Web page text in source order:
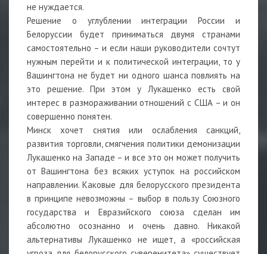
не нуждается.
Решение о углублении интеграции России и
Белоруссии будет приниматься двумя странами
самостоятельно – и если наши руководители сочтут
нужным перейти и к политической интеграции, то у
Вашингтона не будет ни одного шанса повлиять на
это решение. При этом у Лукашенко есть свой
интерес в размораживании отношений с США – и он
совершенно понятен.
Минск хочет снятия или ослабления санкций,
развития торговли, смягчения политики демонизации
Лукашенко на Западе – и все это он может получить
от Вашингтона без всяких уступок на российском
направлении. Каковые для белорусского президента
в принципе невозможны – выбор в пользу Союзного
государства и Евразийского союза сделан им
абсолютно осознанно и очень давно. Никакой
альтернативы Лукашенко не ищет, а «российская